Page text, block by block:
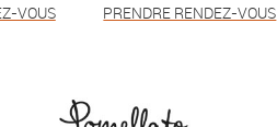
VOUS PRENDRE RENDEZ-VOUS